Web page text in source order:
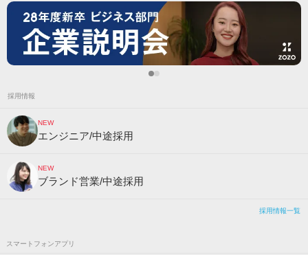
採用情報
NEW
エンジニア/中途採用
NEW
ブランド営業/中途採用
採用情報一覧
スマートフォンアプリ